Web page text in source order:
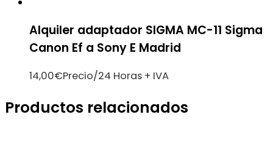
Alquiler adaptador SIGMA MC-11 Sigma
Canon Ef a Sony E Madrid
14,00€Precio/24 Horas + IVA
Productos relacionados